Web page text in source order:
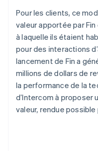
Pour les clients, ce
valeur apportée par
à laquelle ils étaient
pour des interactions
lancement de Fin a
millions de dollars de
la performance de la
d’Intercom à proposer
valeur, rendue possible